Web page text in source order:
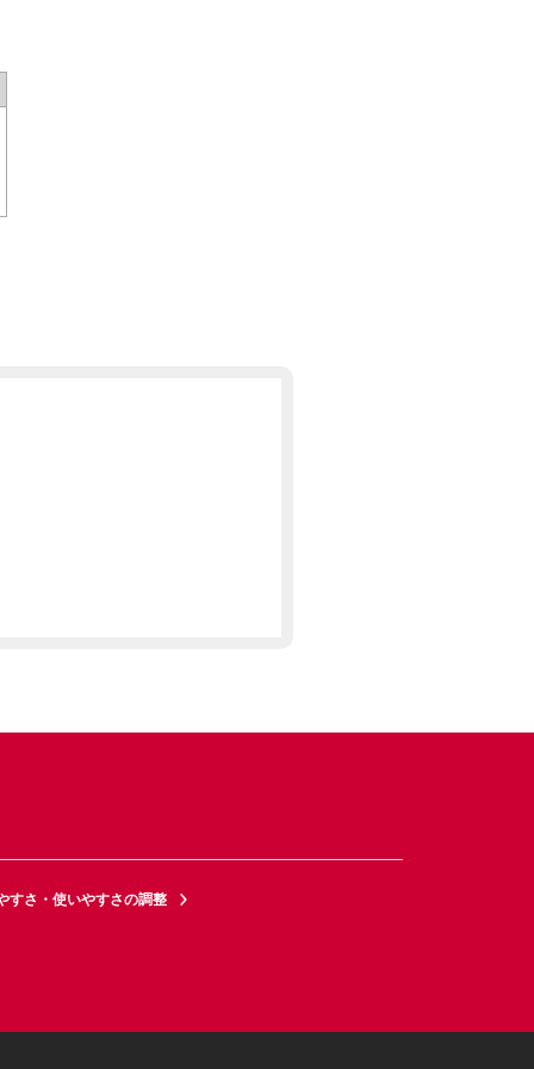
すさ・使いやすさの調整